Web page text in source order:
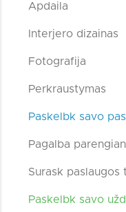
Apdaila
Interjero dizainas
Fotografija
Perkraustymas
Paskelbk savo
Pagalba
Surask paslaugos
Paskelbk savo